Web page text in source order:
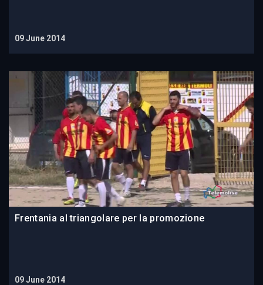
09 June 2014
Frentania al triangolare per la promozione
09 June 2014